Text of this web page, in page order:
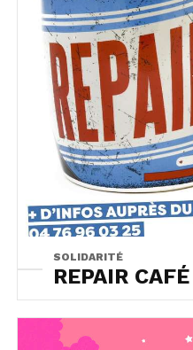
SOLIDARITÉ
REPAIR CAFÉ